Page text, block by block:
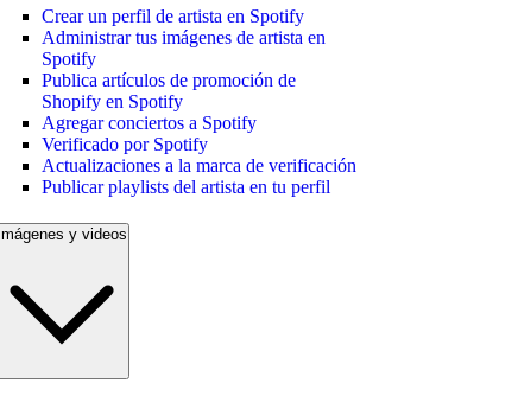
Crear un perfil de artista en Spotify
Administrar tus imágenes de artista en
Spotify
Publica artículos de promoción de
Shopify en Spotify
Agregar conciertos a Spotify
Verificado por Spotify
Actualizaciones a la marca de verificación
Publicar playlists del artista en tu perfil
Imágenes y videos